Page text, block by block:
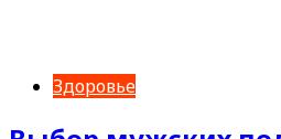
Здоровье